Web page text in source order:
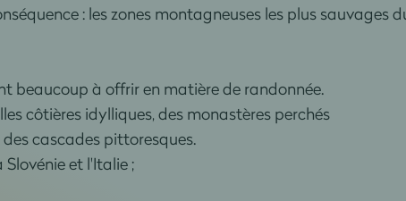
: les zones montagneuses les plus sauvages
beaucoup à offrir en matière de randonnée.
côtières idylliques, des monastères perchés
cascades pittoresques.
et l'Italie ;